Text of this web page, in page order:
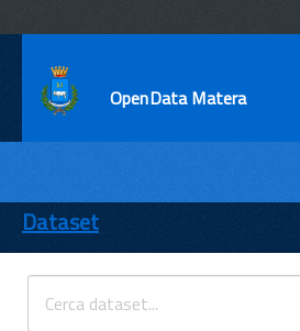
OpenData Matera
ENTI
TEMI
INFORMAZIONI
Dataset